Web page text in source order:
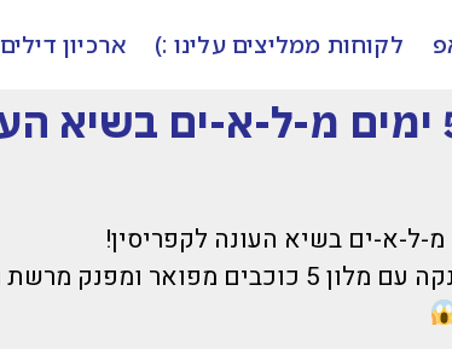
לקוחות ממליצים עלינו :) ארכיון דילים
מרשת רדיסון בלו היוקרתיים!